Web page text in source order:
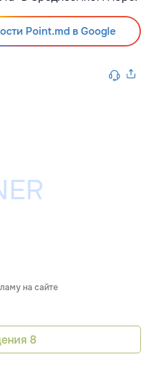
Point.md в Google
на сайте
8